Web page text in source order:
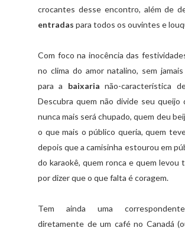
crocantes desse encontro, além de
entradas para todos os ouvintes e
Com foco na inocência das
no clima do amor natalino, sem
para a baixaria não-característica
Descubra quem não divide seu queijo
nunca mais será chupado, quem deu
o que mais o público queria, quem
depois que a camisinha estourou em
do karaokê, quem ronca e quem levou
por dizer que o que falta é coragem.
Tem ainda uma
diretamente de um café no Canadá